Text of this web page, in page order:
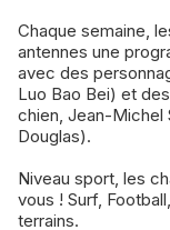
Chaque semaine,
antennes une
avec des
Luo Bao Bei) et
chien, Jean-Michel
Douglas).
Niveau sport, les chaînes La 1ère seront aussi au rendez-
vous ! Surf,
terrains.